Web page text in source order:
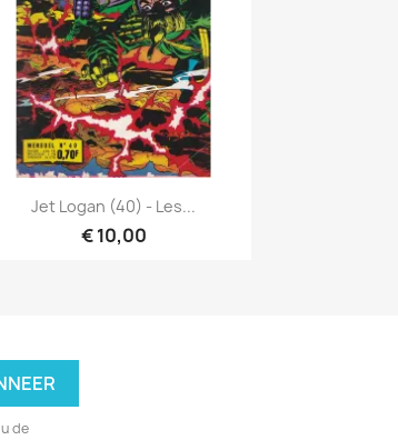
Snel bekijken
Jet Logan (40) - Les...
€ 10,00
de